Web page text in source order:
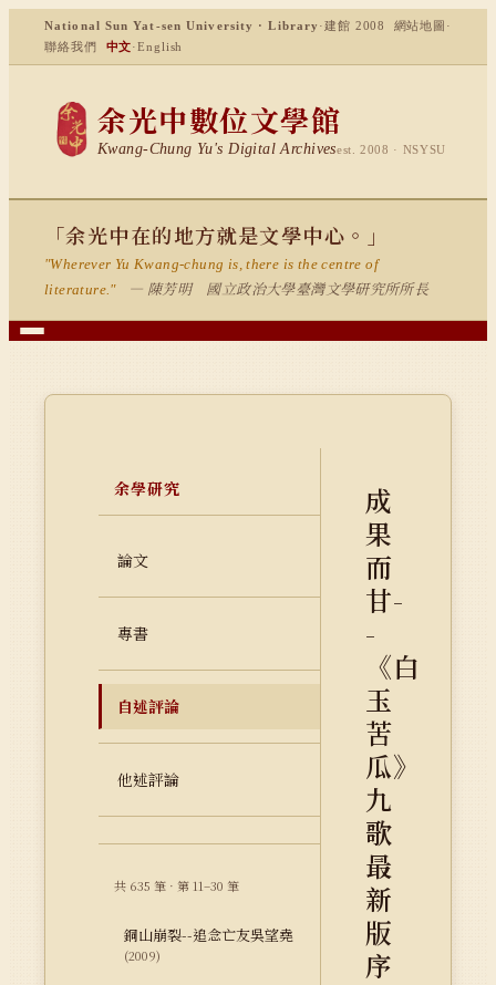
National Sun Yat-sen University · Library ·建館 2008 網站地圖 ·
聯絡我們
中文·English
余光中數位文學館
Kwang-Chung Yu's Digital Archivesest. 2008 · NSYSU
「余光中在的地方就是文學中心。」
"Wherever Yu Kwang-chung is, there is the centre of
literature."
— 陳芳明 國立政治大學臺灣文學研究所所長
余學研究
論文
專書
自述評論
他述評論
共 635 筆 · 第 11–30 筆
銅山崩裂--追念亡友吳望堯
(2009)
成
果
而
甘-
-
《白
玉
苦
瓜》
九
歌
最
新
版
序